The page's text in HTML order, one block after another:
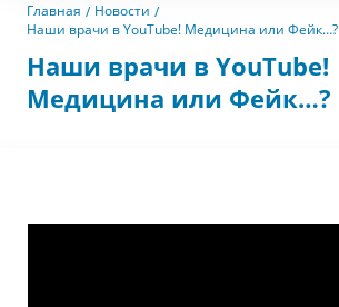
Главная
Новости
Наши врачи в YouTube! Медицина или Фейк…?
Наши врачи в YouTube!
Медицина или Фейк…?